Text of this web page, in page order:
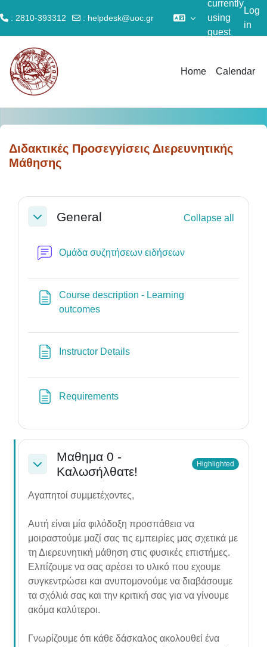
: 2810-393312 : helpdesk@uoc.gr
currently
using
guest
Log
in
Home Calendar
Διδακτικές Προσεγγίσεις Διερευνητικής
Μάθησης
Section outline
Collapse
General Collapse all
Ομάδα συζητήσεων ειδήσεων
Course description - Learning
outcomesPage
Instructor DetailsPage
RequirementsPage
Collapse
Μαθημα 0 -
Καλωσήλθατε!
Highlighted
Αγαπητοί συμμετέχοντες,
Αυτή είναι μία φιλόδοξη προσπάθεια να
μοιραστούμε μαζί σας τις εμπειρίες μας σχετικά με
τη Διερευνητική μάθηση στις φυσικές επιστήμες.
Ελπίζουμε να σας αρέσει το υλικό που εχουμε
συγκεντρώσει και ανυπομονούμε να διαβάσουμε
τα σχόλιά σας και την κριτική σας για να γίνουμε
ακόμα καλύτεροι.
Γνωρίζουμε ότι κάθε δάσκαλος ακολουθεί ένα